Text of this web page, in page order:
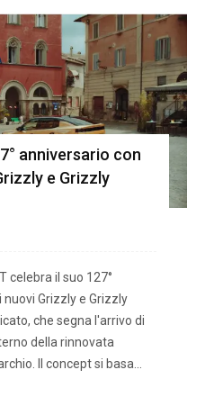
anniversario con
e Grizzly
celebra il suo 127°
Grizzly e Grizzly
che segna l'arrivo di
della rinnovata
Il concept si basa...